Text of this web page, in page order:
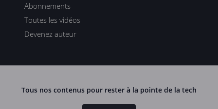
Abonnements
Toutes les vidéos
Devenez auteur
Tous nos contenus pour rester à la pointe de la tech